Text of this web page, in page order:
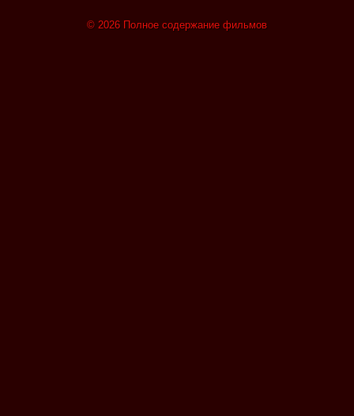
© 2026 Полное содержание фильмов